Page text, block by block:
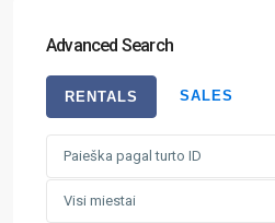
Advanced Search
RENTALS SALES
Visi miestai